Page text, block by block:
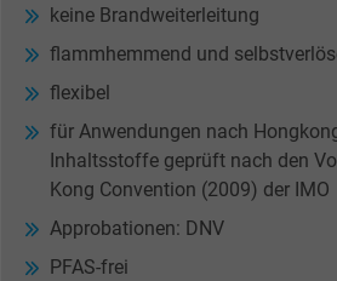
keine Brandweiterleitung
flammhemmend und
flexibel
für Anwendungen nach
Inhaltsstoffe geprüft nach den
Kong Convention (2009) der IMO
Approbationen: DNV
PFAS-frei